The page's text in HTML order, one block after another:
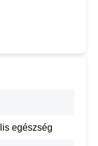
egészség